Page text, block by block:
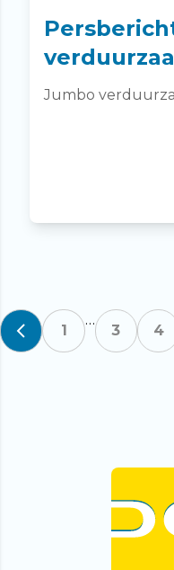
Jumbo
Posts
1
…
3 4